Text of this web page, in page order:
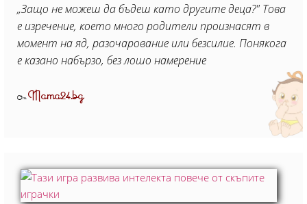
„Защо не можеш да бъдеш като другите деца?" Това
е изречение, което много родители произнасят в
момент на яд, разочарование или безсилие. Понякога
е казано набързо, без лошо намерение
ОтMama24.bg